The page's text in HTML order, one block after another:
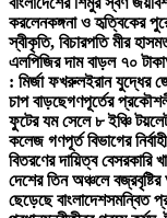
করলেনকঙ্গনা ও হৃত্বিকের
স্বীকৃতি, বিচারপতি মীর
এলপিজির দাম বাড়ল ৭০ টাকা
: মির্জা ফখরুলইরান যুদ্ধের
চাপ বাড়ছেগণপূর্তের
ফুটের যম সেলে ৮ ইঞ্চি
কলেজ গণপূর্ত বিভাগের
বিতরণের দায়িত্ব বেসরকারি
দেশের তিন অঞ্চলে
ছেড়েছে বাংলাদেশসমন্বিত